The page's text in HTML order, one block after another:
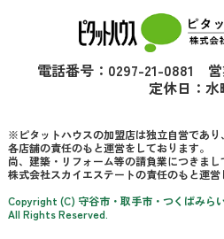
電話番号：0297-21-0881 営
定休日：水
※ピタットハウスの加盟店は独立自営であり、
各店舗の責任のもと運営をしております。
尚、建築・リフォーム等の請負業につきまし
株式会社スカイエステートの責任のもと運営
Copyright (C) 守谷市・取手市・つくばみら
All Rights Reserved.